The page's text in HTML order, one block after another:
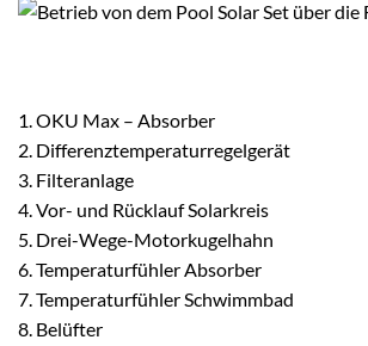
1. OKU Max – Absorber
2. Differenz­temperatur­regel­gerät
3. Filteranlage
4. Vor- und Rücklauf Solarkreis
5. Drei-Wege-Motorkugel­hahn
6. Temperatur­fühler Absorber
7. Temperatur­fühler Schwimmbad
8. Belüfter